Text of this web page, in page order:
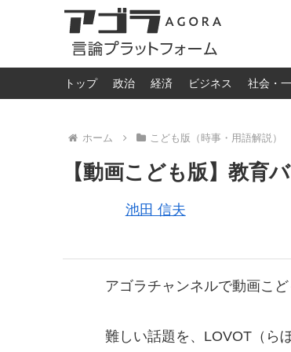
トップ 政治 経済 ビジネス 社会・
ホーム こども版（時事・用語解説）
【動画こども版】教育
池田 信夫
アゴラチャンネルで動画こ
難しい話題を、LOVOT（ら